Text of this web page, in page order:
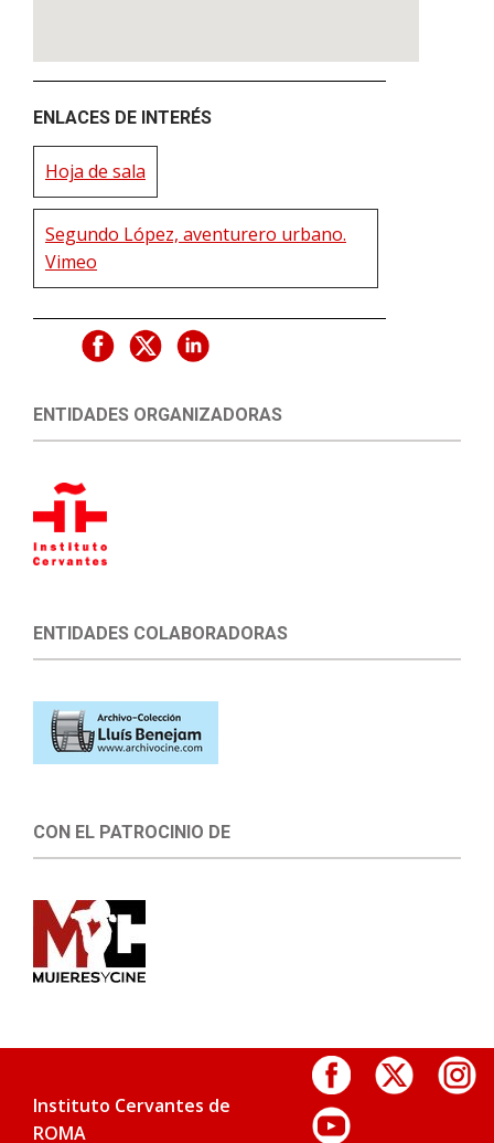
ENLACES DE INTERÉS
Hoja de sala
Segundo López, aventurero urbano.
Vimeo
ENTIDADES ORGANIZADORAS
ENTIDADES COLABORADORAS
CON EL PATROCINIO DE
Instituto Cervantes de
ROMA